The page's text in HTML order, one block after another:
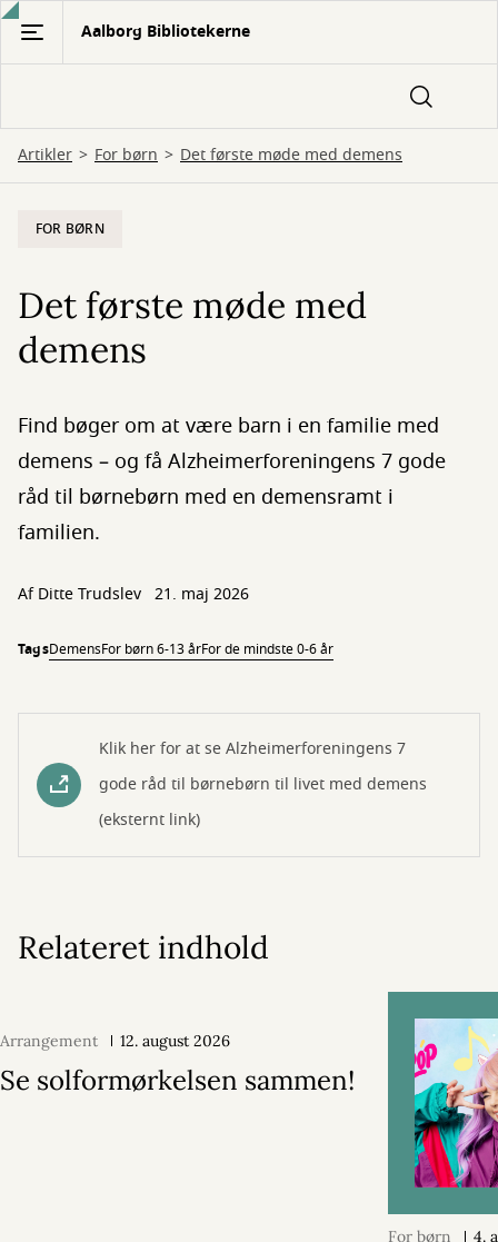
Gå
hovedindhold
Aalborg Bibliotekerne
Artikler For børn Det første møde med demens
FOR BØRN
Det første møde med
demens
Find bøger om at være barn i en familie med
demens – og få Alzheimerforeningens 7 gode
råd til børnebørn med en demensramt i
familien.
AfDitte Trudslev 21. maj 2026
TagsDemensFor børn 6-13 årFor de mindste 0-6 år
Klik her for at se Alzheimerforeningens 7
gode råd til børnebørn til livet med demens
(eksternt link)
Relateret indhold
Arrangement 12. august 2026
Se solformørkelsen sammen!
For børn 4.